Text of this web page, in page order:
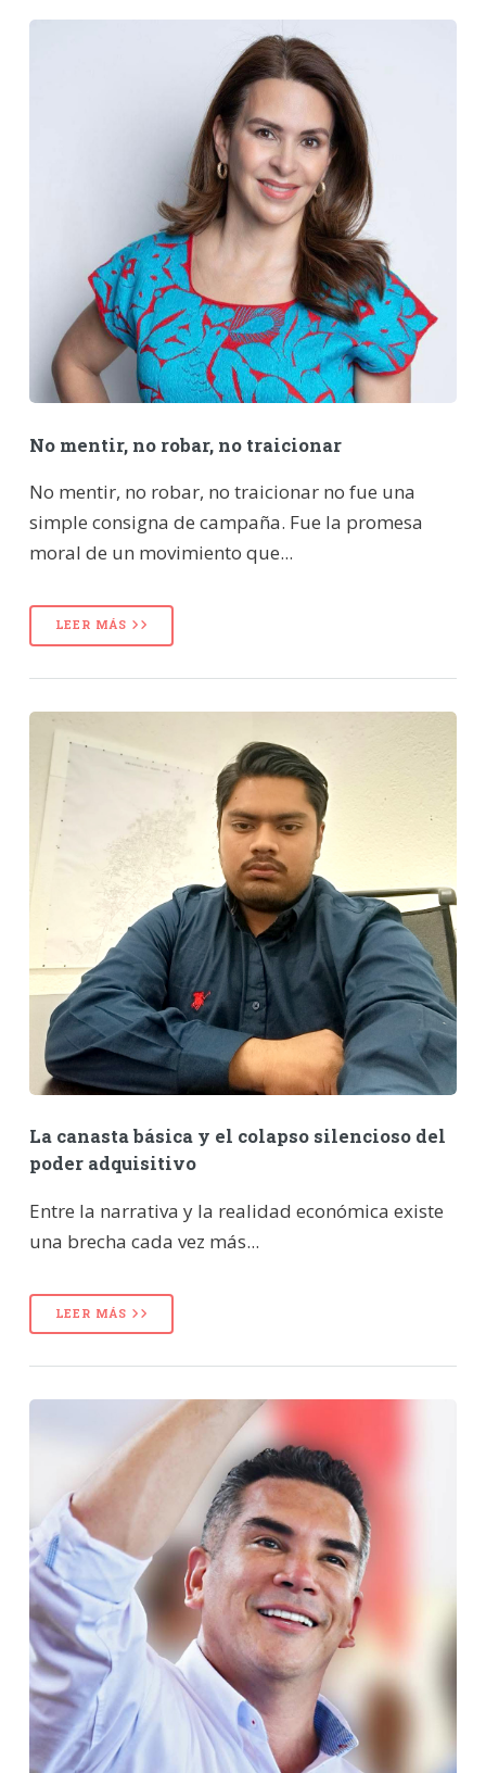
No mentir, no robar, no traicionar
No mentir, no robar, no traicionar no fue una
simple consigna de campaña. Fue la promesa
moral de un movimiento que...
LEER MÁS
La canasta básica y el colapso silencioso del
poder adquisitivo
Entre la narrativa y la realidad económica existe
una brecha cada vez más...
LEER MÁS